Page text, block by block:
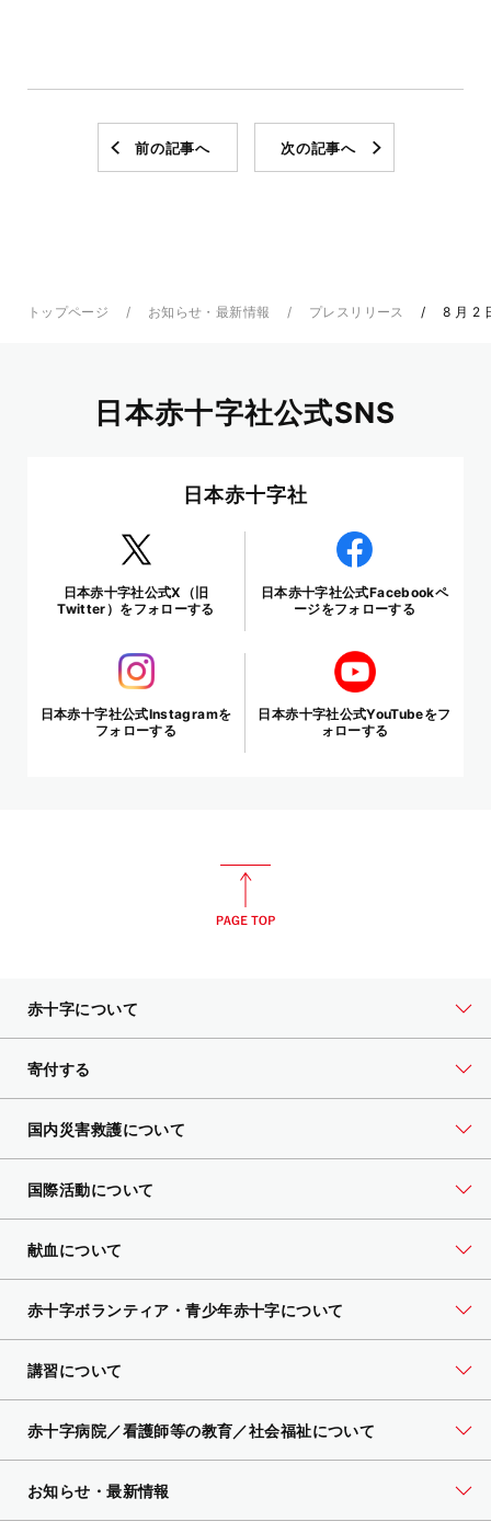
前の記事へ 次の記事へ
トップページ お知らせ・最新情報 プレスリリース 8 月 2
日本赤十字社公式SNS
日本赤十字社
日本赤十字社公式X（旧
Twitter）をフォローする
日本赤十字社公式Facebookペ
ージをフォローする
日本赤十字社公式Instagramを
フォローする
日本赤十字社公式YouTubeをフ
ォローする
赤十字について
寄付する
国内災害救護について
国際活動について
献血について
赤十字ボランティア・青少年赤十字について
講習について
赤十字病院／看護師等の教育／社会福祉について
お知らせ・最新情報